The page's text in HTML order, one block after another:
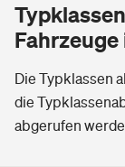
Die Typklassen
die
abgerufen